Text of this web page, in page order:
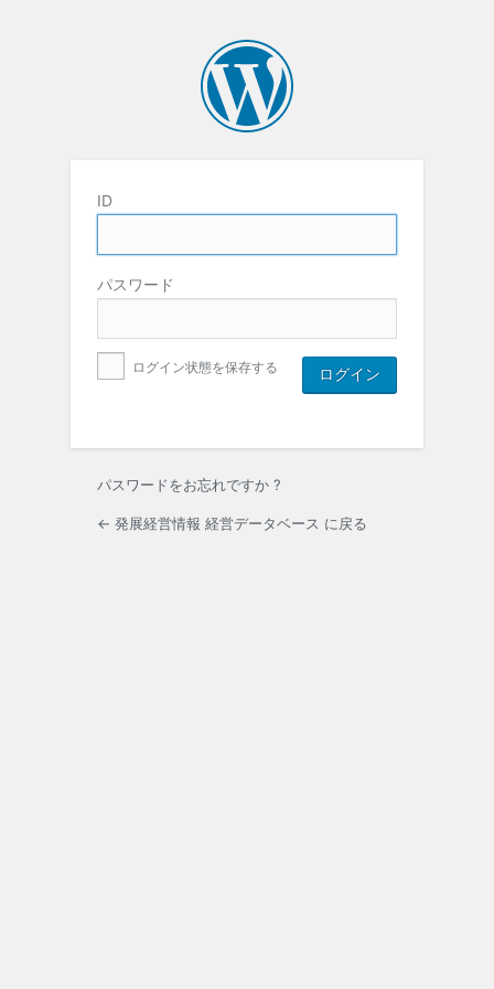
ID
パスワード
ログイン状態を保存する
パスワードをお忘れですか ?
← 発展経営情報 経営データベース に戻る